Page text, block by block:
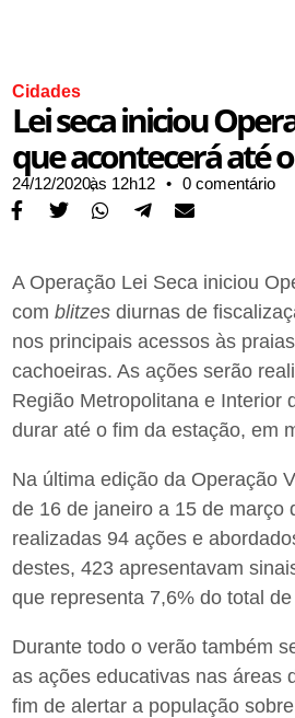
Cidades
Lei seca iniciou
que acontecerá até
24/12/2020,às 12h12 • 0 comentário
A Operação Lei Seca iniciou
comblitzes diurnas de
nos principais acessos às
cachoeiras. As ações serão
Região Metropolitana e Interior
durar até o fim da estação, em
Na última edição da Operação
de 16 de janeiro a 15 de março
realizadas 94 ações e
destes, 423 apresentavam
que representa 7,6% do total
Durante todo o verão também
as ações educativas nas áreas
fim de alertar a população